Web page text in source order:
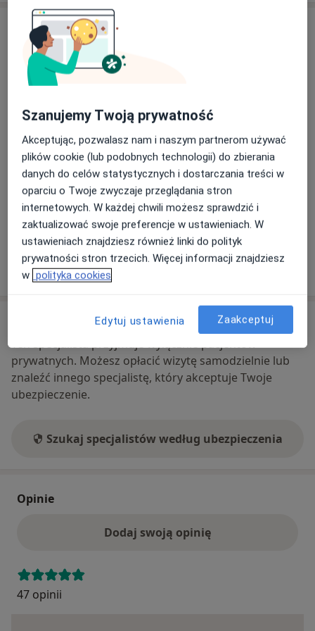
czasie spaceruję i jeżdżę na rolkach.
Adres
Dietetyk Psychodietetyk Monika Turniak
ul.Dąbrówki 92/7 (Przychodnia „Medycyna
Powiększ mapęotwiera się w nowej karcie
Dostępność
W tym gabinecie nie można umawiać wizyt przez
internet
Co mam zrobić w tej sytuacji?
Pokaż więcej
Ubezpieczenia - brak akceptowanych
Ten specjalista przyjmuje wyłącznie pacjentów
prywatnych. Możesz opłacić wizytę samodzielnie lub
znaleźć innego specjalistę, który akceptuje Twoje
ubezpieczenie.
Szukaj specjalistów według ubezpieczenia
Opinie
Dodaj swoją opinię
47 opinii
Szanujemy Twoją prywatność
Akceptując, pozwalasz nam i naszym partnerom używać
plików cookie (lub podobnych technologii) do zbierania
danych do celów statystycznych i dostarczania treści w
oparciu o Twoje zwyczaje przeglądania stron
internetowych. W każdej chwili możesz sprawdzić i
zaktualizować swoje preferencje w ustawieniach. W
ustawieniach znajdziesz również linki do polityk
prywatności stron trzecich. Więcej informacji znajdziesz
w polityka cookies
Edytuj ustawienia Zaakceptuj